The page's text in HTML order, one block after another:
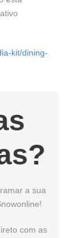
kit/dining-
a sua
com as